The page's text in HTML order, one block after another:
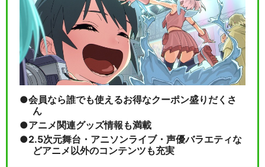
説の英雄
閉じる
会員なら誰でも使えるお得なクーポン盛りだくさ
ん
アニメ関連グッズ情報も満載
2.5次元舞台・アニソンライブ・声優バラエティな
どアニメ以外のコンテンツも充実